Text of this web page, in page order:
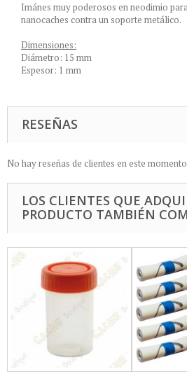
Imánes muy poderosos en neodimio
nanocaches contra un soporte metálico.
Dimensiones:
Diámetro: 15 mm
Espesor: 1 mm
RESEÑAS
No hay reseñas de clientes en este
LOS CLIENTES QUE
PRODUCTO TAMBIÉN